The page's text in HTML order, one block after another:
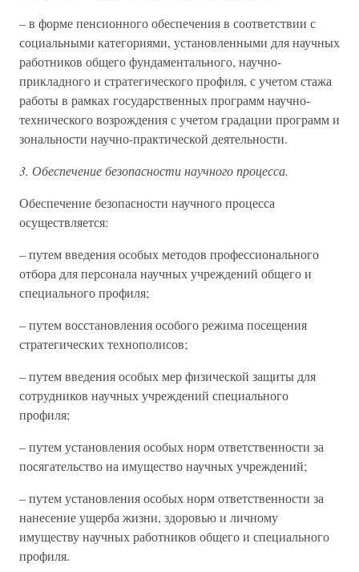
– в форме пенсионного обеспечения в соответствии с
социальными категориями, установленными для научных
работников общего фундаментального, научно-
прикладного и стратегического профиля, с учетом стажа
работы в рамках государственных программ научно-
технического возрождения с учетом градации программ и
зональности научно-практической деятельности.
3. Обеспечение безопасности научного процесса.
Обеспечение безопасности научного процесса
осуществляется:
– путем введения особых методов профессионального
отбора для персонала научных учреждений общего и
специального профиля;
– путем восстановления особого режима посещения
стратегических технополисов;
– путем введения особых мер физической защиты для
сотрудников научных учреждений специального
профиля;
– путем установления особых норм ответственности за
посягательство на имущество научных учреждений;
– путем установления особых норм ответственности за
нанесение ущерба жизни, здоровью и личному
имуществу научных работников общего и специального
профиля.